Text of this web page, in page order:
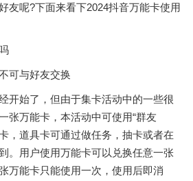
友呢?下面来看下2024抖音万能卡使用
与好友交换
始了，但由于集卡活动中的一些很
张万能卡，本活动中可使用“群友
，道具卡可通过做任务，抽卡或者在
。用户使用万能卡可以兑换任意一张
万能卡只能使用一次，使用后即消